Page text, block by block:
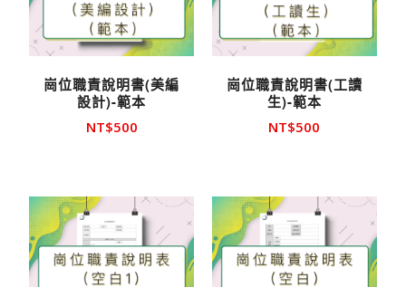
崗位職責說明書(美編
設計)-範本
NT$500
崗位職責說明書(工讀
生)-範本
NT$500